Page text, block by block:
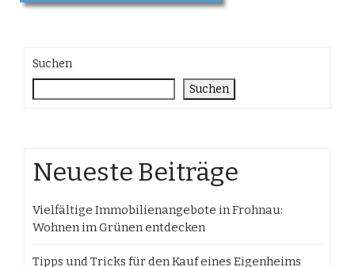
Suchen
Suchen
Neueste Beiträge
Vielfältige Immobilienangebote in Frohnau:
Wohnen im Grünen entdecken
Tipps und Tricks für den Kauf eines Eigenheims